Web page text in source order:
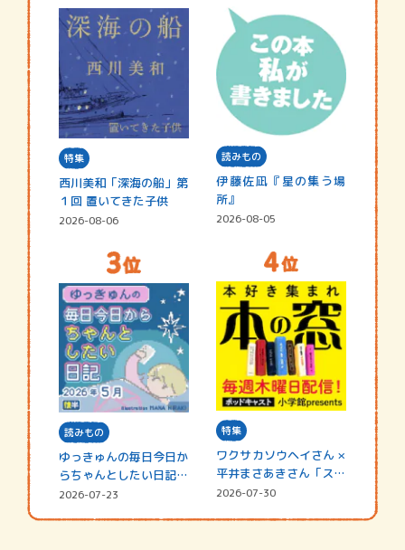
特集
西川美和「深海の船」第
１回 置いてきた子供
2026-08-06
読みもの
伊藤佐凪『星の集う場
所』
2026-08-05
読みもの
ゆっきゅんの毎日今日か
らちゃんとしたい日記
☆202…
2026-07-23
特集
ワクサカソウヘイさん ×
平井まさあきさん「スペ
シャ…
2026-07-30